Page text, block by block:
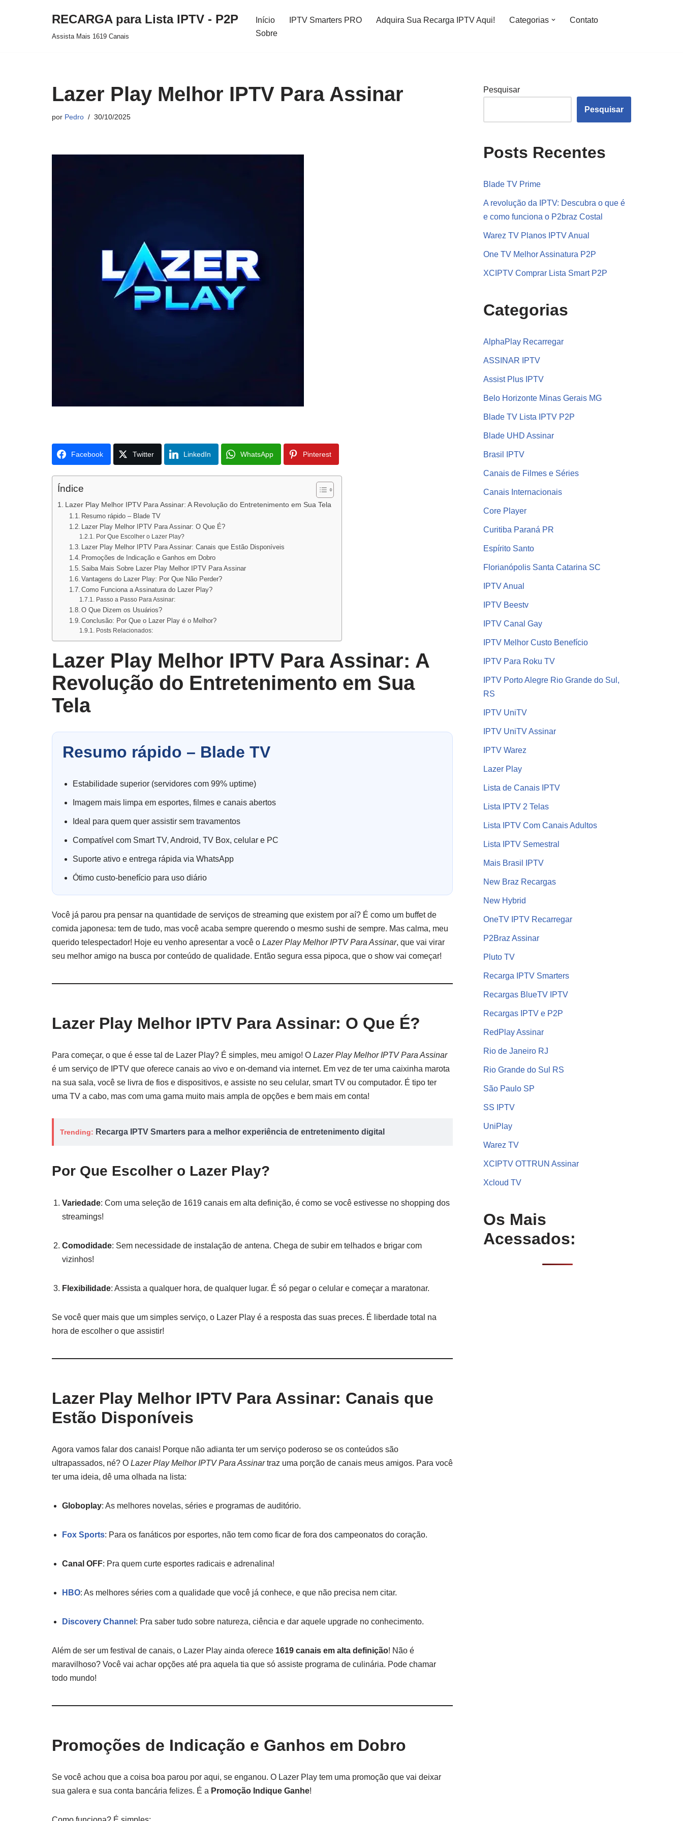
RECARGA para Lista IPTV - P2P
Assista Mais 1619 Canais
Início IPTV Smarters PRO Adquira Sua Recarga IPTV Aqui! Categorias
Contato
Sobre
Lazer Play Melhor IPTV Para Assinar
por Pedro 30/10/2025
Facebook Twitter LinkedIn WhatsApp Pinterest
Índice
Lazer Play Melhor IPTV Para Assinar: A Revolução do Entretenimento em Sua Tela
Resumo rápido – Blade TV
Lazer Play Melhor IPTV Para Assinar: O Que É?
Por Que Escolher o Lazer Play?
Lazer Play Melhor IPTV Para Assinar: Canais que Estão Disponíveis
Promoções de Indicação e Ganhos em Dobro
Saiba Mais Sobre Lazer Play Melhor IPTV Para Assinar
Vantagens do Lazer Play: Por Que Não Perder?
Como Funciona a Assinatura do Lazer Play?
Passo a Passo Para Assinar:
O Que Dizem os Usuários?
Conclusão: Por Que o Lazer Play é o Melhor?
Posts Relacionados:
Lazer Play Melhor IPTV Para Assinar: A
Revolução do Entretenimento em Sua
Tela
Resumo rápido – Blade TV
Estabilidade superior (servidores com 99% uptime)
Imagem mais limpa em esportes, filmes e canais abertos
Ideal para quem quer assistir sem travamentos
Compatível com Smart TV, Android, TV Box, celular e PC
Suporte ativo e entrega rápida via WhatsApp
Ótimo custo-benefício para uso diário
Você já parou pra pensar na quantidade de serviços de streaming que existem por aí? É como um buffet de
comida japonesa: tem de tudo, mas você acaba sempre querendo o mesmo sushi de sempre. Mas calma, meu
querido telespectador! Hoje eu venho apresentar a você o Lazer Play Melhor IPTV Para Assinar, que vai virar
seu melhor amigo na busca por conteúdo de qualidade. Então segura essa pipoca, que o show vai começar!
Lazer Play Melhor IPTV Para Assinar: O Que É?
Para começar, o que é esse tal de Lazer Play? É simples, meu amigo! O Lazer Play Melhor IPTV Para Assinar
é um serviço de IPTV que oferece canais ao vivo e on-demand via internet. Em vez de ter uma caixinha marota
na sua sala, você se livra de fios e dispositivos, e assiste no seu celular, smart TV ou computador. É tipo ter
uma TV a cabo, mas com uma gama muito mais ampla de opções e bem mais em conta!
Trending: Recarga IPTV Smarters para a melhor experiência de entretenimento digital
Por Que Escolher o Lazer Play?
Variedade: Com uma seleção de 1619 canais em alta definição, é como se você estivesse no shopping dos
streamings!
Comodidade: Sem necessidade de instalação de antena. Chega de subir em telhados e brigar com
vizinhos!
Flexibilidade: Assista a qualquer hora, de qualquer lugar. É só pegar o celular e começar a maratonar.
Se você quer mais que um simples serviço, o Lazer Play é a resposta das suas preces. É liberdade total na
hora de escolher o que assistir!
Lazer Play Melhor IPTV Para Assinar: Canais que
Estão Disponíveis
Agora vamos falar dos canais! Porque não adianta ter um serviço poderoso se os conteúdos são
ultrapassados, né? O Lazer Play Melhor IPTV Para Assinartraz uma porção de canais meus amigos. Para você
ter uma ideia, dê uma olhada na lista:
Globoplay: As melhores novelas, séries e programas de auditório.
Fox Sports: Para os fanáticos por esportes, não tem como ficar de fora dos campeonatos do coração.
Canal OFF: Pra quem curte esportes radicais e adrenalina!
HBO: As melhores séries com a qualidade que você já conhece, e que não precisa nem citar.
Discovery Channel : Pra saber tudo sobre natureza, ciência e dar aquele upgrade no conhecimento.
Além de ser um festival de canais, o Lazer Play ainda oferece 1619 canais em alta definição! Não é
maravilhoso? Você vai achar opções até pra aquela tia que só assiste programa de culinária. Pode chamar
todo mundo!
Promoções de Indicação e Ganhos em Dobro
Se você achou que a coisa boa parou por aqui, se enganou. O Lazer Play tem uma promoção que vai deixar
sua galera e sua conta bancária felizes. É a Promoção Indique Ganhe!
Pesquisar
Pesquisar
Posts Recentes
Blade TV Prime
A revolução da IPTV: Descubra o que é
e como funciona o P2braz Costal
Warez TV Planos IPTV Anual
One TV Melhor Assinatura P2P
XCIPTV Comprar Lista Smart P2P
Categorias
AlphaPlay Recarregar
ASSINAR IPTV
Assist Plus IPTV
Belo Horizonte Minas Gerais MG
Blade TV Lista IPTV P2P
Blade UHD Assinar
Brasil IPTV
Canais de Filmes e Séries
Canais Internacionais
Core Player
Curitiba Paraná PR
Espírito Santo
Florianópolis Santa Catarina SC
IPTV Anual
IPTV Beestv
IPTV Canal Gay
IPTV Melhor Custo Benefício
IPTV Para Roku TV
IPTV Porto Alegre Rio Grande do Sul,
RS
IPTV UniTV
IPTV UniTV Assinar
IPTV Warez
Lazer Play
Lista de Canais IPTV
Lista IPTV 2 Telas
Lista IPTV Com Canais Adultos
Lista IPTV Semestral
Mais Brasil IPTV
New Braz Recargas
New Hybrid
OneTV IPTV Recarregar
P2Braz Assinar
Pluto TV
Recarga IPTV Smarters
Recargas BlueTV IPTV
Recargas IPTV e P2P
RedPlay Assinar
Rio de Janeiro RJ
Rio Grande do Sul RS
São Paulo SP
SS IPTV
UniPlay
Warez TV
XCIPTV OTTRUN Assinar
Xcloud TV
Os Mais
Acessados: